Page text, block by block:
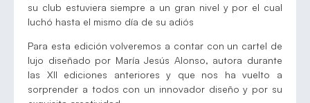
su club estuviera siempre a un gran nivel y por el cual
luchó hasta el mismo día de su adiós
Para esta edición volveremos a contar con un cartel de
lujo diseñado por María Jesús Alonso, autora durante
las XII ediciones anteriores y que nos ha vuelto a
sorprender a todos con un innovador diseño y por su